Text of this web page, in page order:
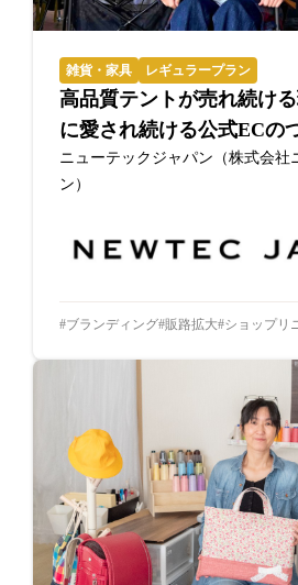
雑貨・家具 レギュラープラン
高品質テントが売れ続け
に愛され続ける公式ECの
ニューテックジャパン（株式会社
ン）
ブランディング 販路拡大 ショップリ